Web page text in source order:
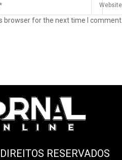
browser for the next time I comment.
RESERVADOS